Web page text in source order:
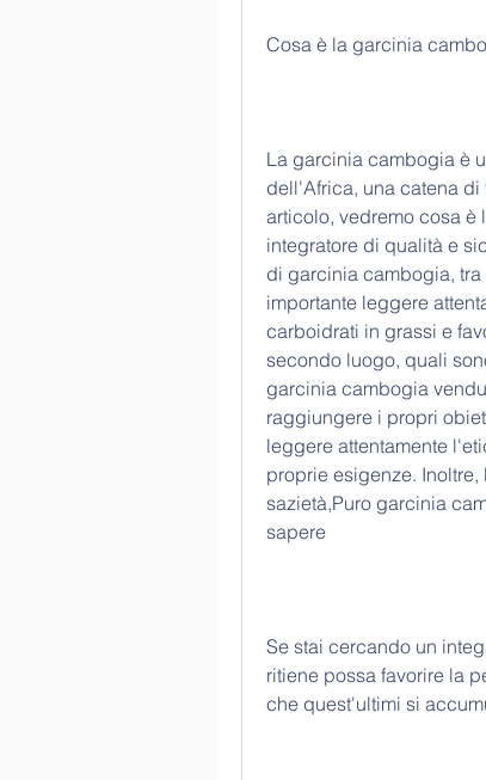
Cosa è la garcinia
La garcinia cambogia è
dell'Africa, una catena
articolo, vedremo cosa
integratore di qualità e
di garcinia cambogia,
importante leggere
carboidrati in grassi e
secondo luogo, quali
garcinia cambogia
raggiungere i propri
leggere attentamente
proprie esigenze.
sazietà,Puro garcinia
sapere
Se stai cercando un
ritiene possa favorire la
che quest'ultimi si